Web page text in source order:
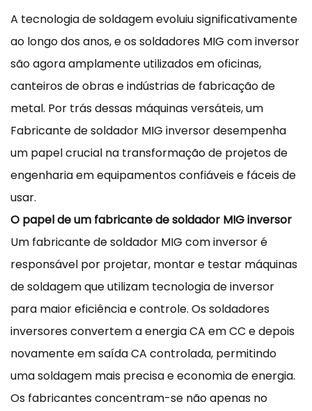
A tecnologia de soldagem evoluiu significativamente
ao longo dos anos, e os soldadores MIG com inversor
são agora amplamente utilizados em oficinas,
canteiros de obras e indústrias de fabricação de
metal. Por trás dessas máquinas versáteis, um
Fabricante de soldador MIG inversordesempenha
um papel crucial na transformação de projetos de
engenharia em equipamentos confiáveis e fáceis de
usar.
O papel de um fabricante de soldador MIG inversor
Um fabricante de soldador MIG com inversor é
responsável por projetar, montar e testar máquinas
de soldagem que utilizam tecnologia de inversor
para maior eficiência e controle. Os soldadores
inversores convertem a energia CA em CC e depois
novamente em saída CA controlada, permitindo
uma soldagem mais precisa e economia de energia.
Os fabricantes concentram-se não apenas no